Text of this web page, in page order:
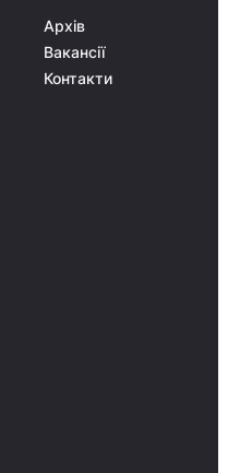
Архів
Вакансії
Контакти